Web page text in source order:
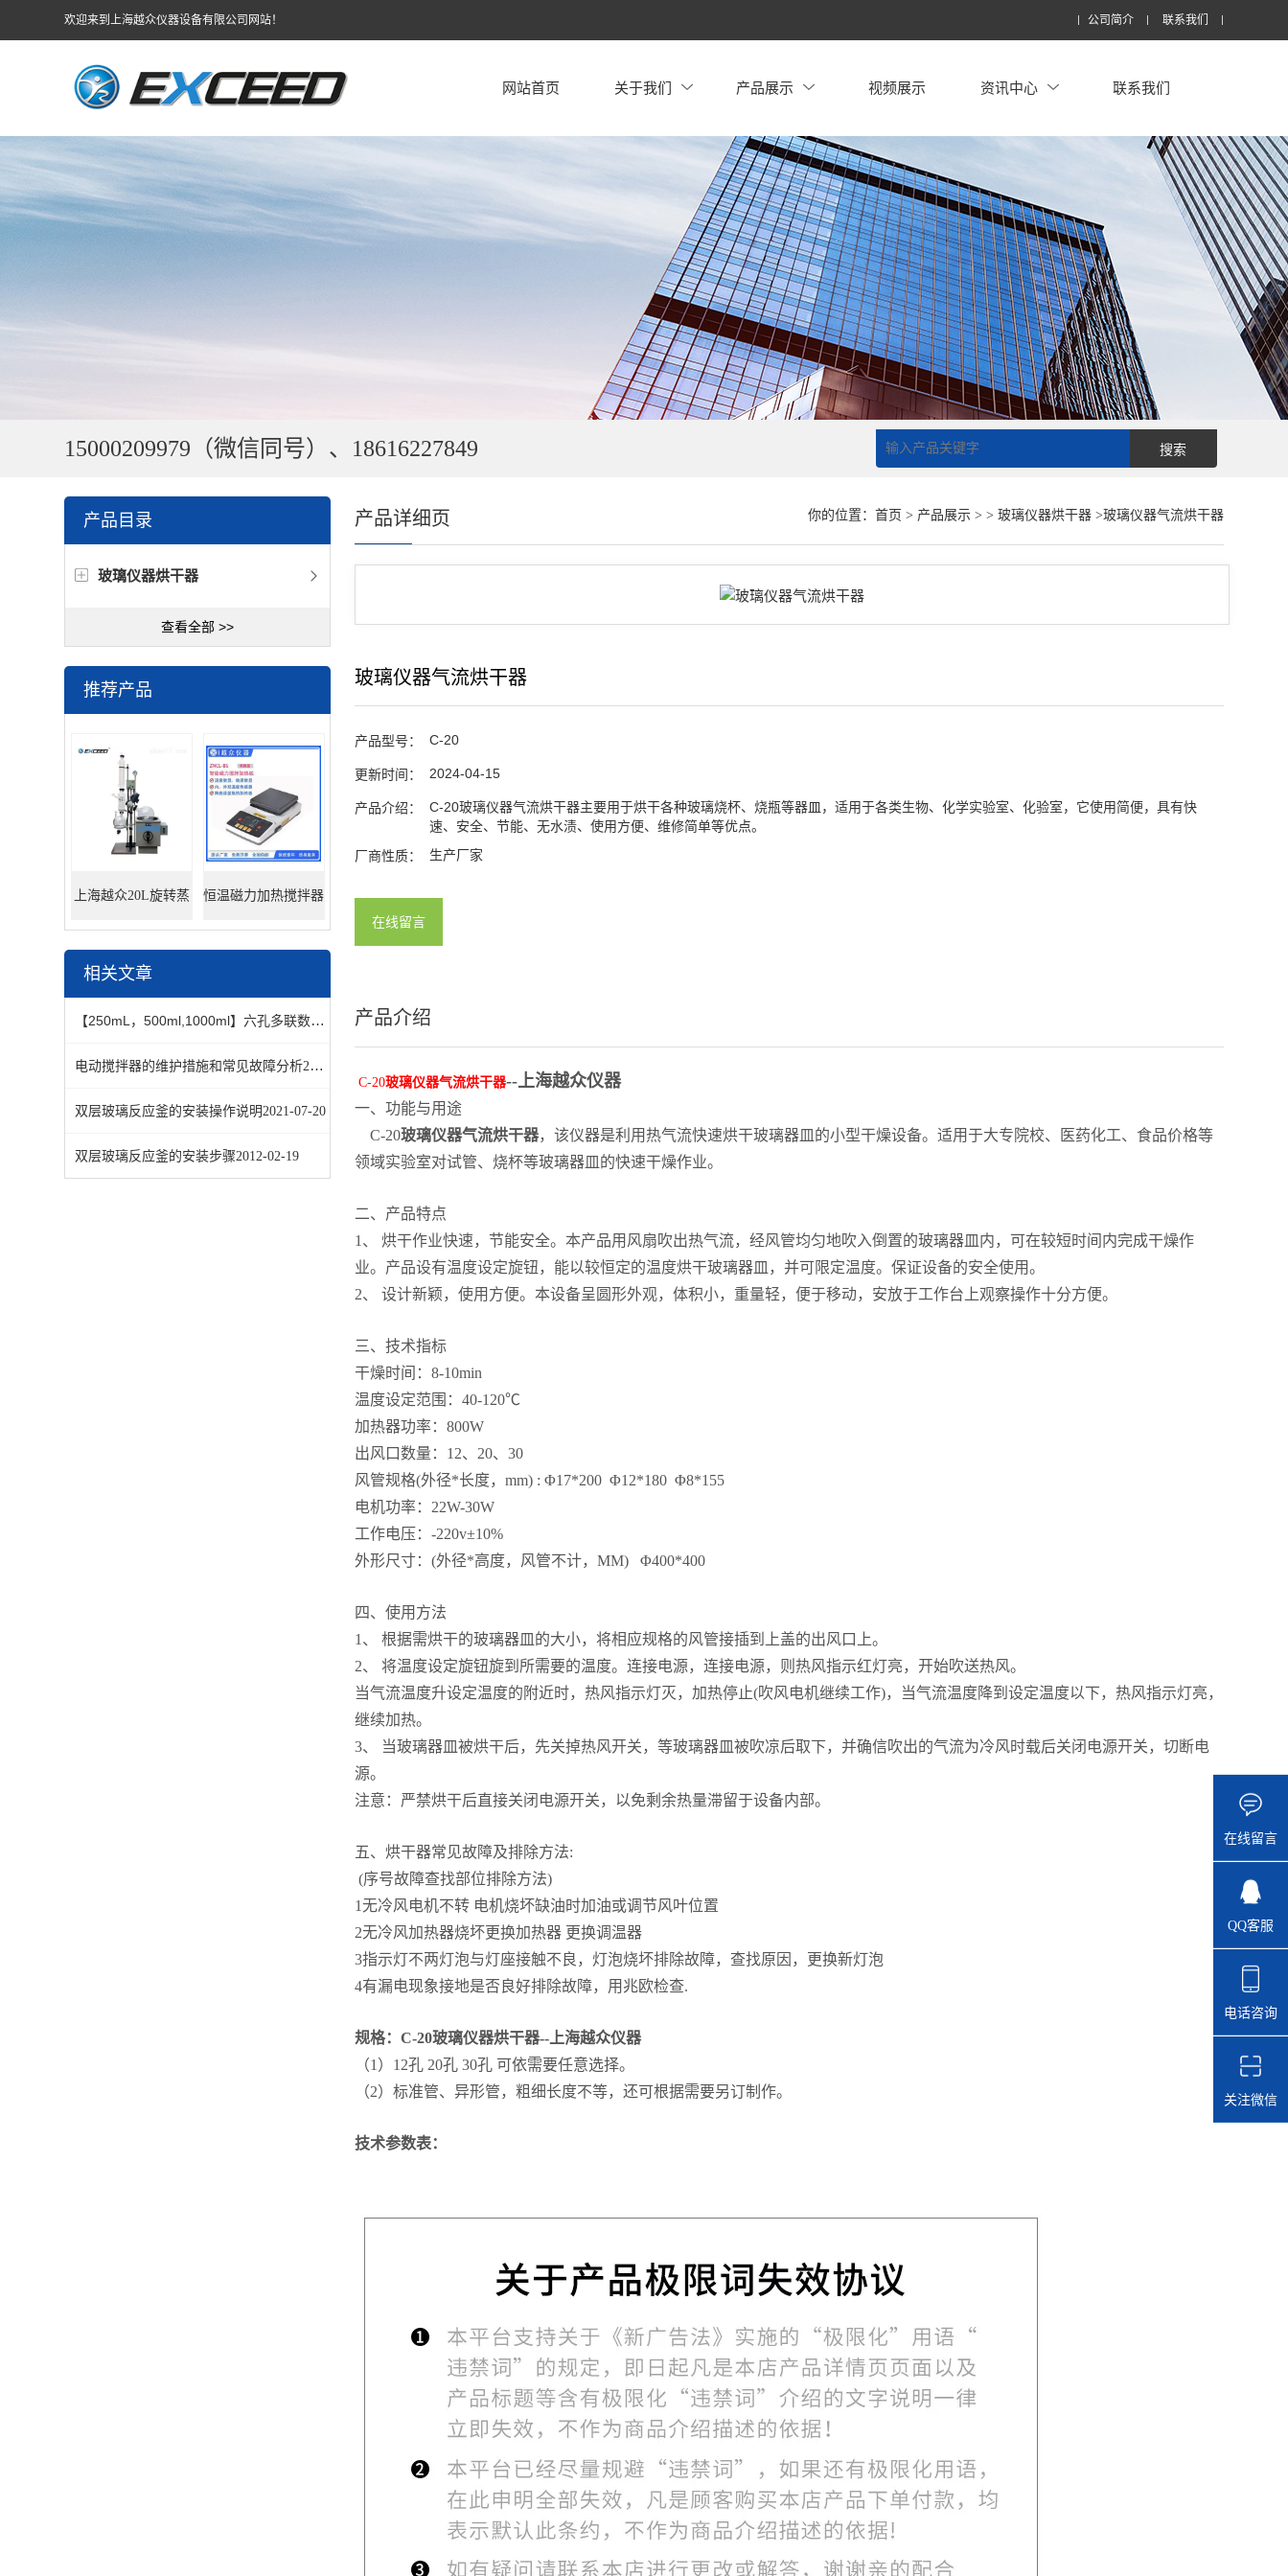
欢迎来到上海越众仪器设备有限公司网站！ 公司简介 联系我们
网站首页 关于我们 产品展示 视频展示 资讯中心 联系我们
15000209979（微信同号）、18616227849
产品目录
玻璃仪器烘干器
查看全部 >>
推荐产品
上海越众20L旋转蒸 恒温磁力加热搅拌器
相关文章
【250mL，500ml,1000ml】六孔多联数显电热套 2013-02-27
电动搅拌器的维护措施和常见故障分析2021-07-08
双层玻璃反应釜的安装操作说明2021-07-20
双层玻璃反应釜的安装步骤2012-02-19
你的位置： 首页 > 产品展示> > 玻璃仪器烘干器>玻璃仪器气流烘干器
产品详细页
玻璃仪器气流烘干器
产品型号： C-20
更新时间： 2024-04-15
产品介绍：
C-20玻璃仪器气流烘干器主要用于烘干各种玻璃烧杯、烧瓶等器皿，适用于各类生物、化学实验室、化验室，它使用简便，具有快
速、安全、节能、无水渍、使用方便、维修简单等优点。
厂商性质： 生产厂家
在线留言
产品介绍
C-20玻璃仪器气流烘干器--上海越众仪器
一、功能与用途
C-20玻璃仪器气流烘干器，该仪器是利用热气流快速烘干玻璃器皿的小型干燥设备。适用于大专院校、医药化工、食品价格等
领域实验室对试管、烧杯等玻璃器皿的快速干燥作业。
二、产品特点
1、
烘干作业快速，节能安全。本产品用风扇吹出热气流，经风管均匀地吹入倒置的玻璃器皿内，可在较短时间内完成干燥作
业。产品设有温度设定旋钮，能以较恒定的温度烘干玻璃器皿，并可限定温度。保证设备的安全使用。
2、
设计新颖，使用方便。本设备呈圆形外观，体积小，重量轻，便于移动，安放于工作台上观察操作十分方便。
三、技术指标
干燥时间：8-10min
温度设定范围：40-120℃
加热器功率：800W
出风口数量：12、 20、30
风管规格(外径*长度，mm) : Φ17*200 Φ12*180 Φ8*155
电机功率：22W-30W
工作电压：-220v±10%
外形尺寸：(外径*高度，风管不计，MM) Φ400*400
四、使用方法
1、
根据需烘干的玻璃器皿的大小，将相应规格的风管接插到上盖的出风口上。
2、
将温度设定旋钮旋到所需要的温度。连接电源，连接电源，则热风指示红灯亮，开始吹送热风。
当气流温度升设定温度的附近时，热风指示灯灭，加热停止(吹风电机继续工作)，当气流温度降到设定温度以下，热风指示灯亮，
继续加热。
3、
当玻璃器皿被烘干后，先关掉热风开关，等玻璃器皿被吹凉后取下，并确信吹出的气流为冷风时载后关闭电源开关，切断电
源。
注意：严禁烘干后直接关闭电源开关，以免剩余热量滞留于设备内部。
五、烘干器常见故障及排除方法:
(序号故障查找部位排除方法)
1无冷风电机不转 电机烧坏缺油时加油或调节风叶位置
2无冷风加热器烧坏更换加热器 更换调温器
3指示灯不两灯泡与灯座接触不良，灯泡烧坏排除故障，查找原因，更换新灯泡
4有漏电现象接地是否良好排除故障，用兆欧检查.
规格：C-20玻璃仪器烘干器--上海越众仪器
（1）12孔 20孔 30孔 可依需要任意选择。
（2）标准管、异形管，粗细长度不等，还可根据需要另订制作。
技术参数表：
在线留言
QQ客服
电话咨询
关注微信